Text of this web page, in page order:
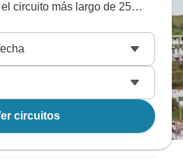
circuito más largo de 25
circuitos